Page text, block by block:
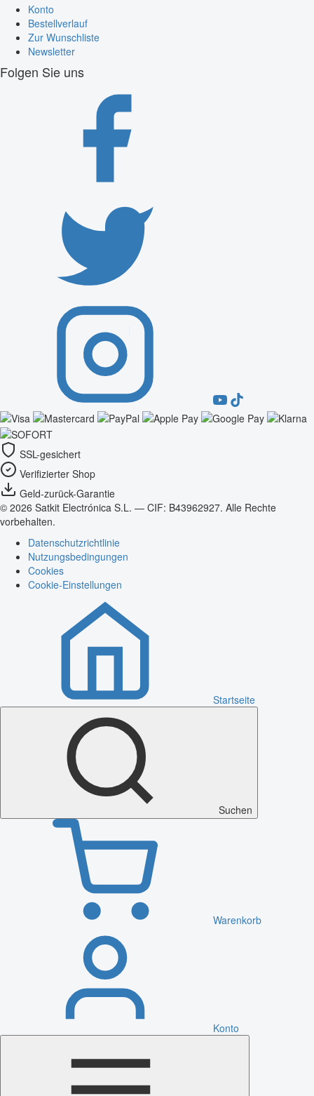
Konto
Bestellverlauf
Zur Wunschliste
Newsletter
Folgen Sie uns
SSL-gesichert
Verifizierter Shop
Geld-zurück-Garantie
© 2026 Satkit Electrónica S.L. — CIF: B43962927. Alle Rechte
vorbehalten.
Datenschutzrichtlinie
Nutzungsbedingungen
Cookies
Cookie-Einstellungen
Startseite
Suchen
Warenkorb
Konto